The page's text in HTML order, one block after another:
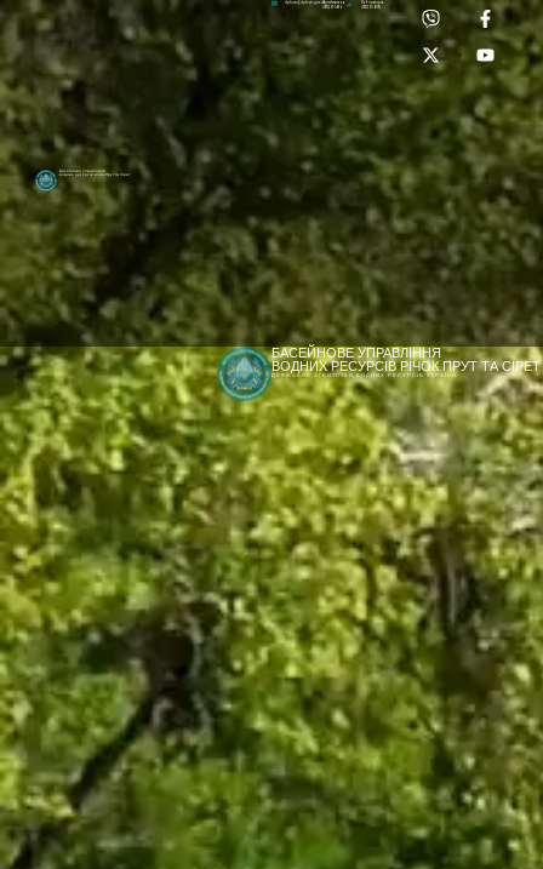
[newyear_garland]
Басейнове управління
водних ресурсів річок Прут та Сірет
Лабораторія:
(0372) 53-92-00
dpbuvr@dpbuvr.gov.uaПриймальня:
(0372) 51-14-56
БАСЕЙНОВЕ УПРАВЛІННЯ
ВОДНИХ РЕСУРСІВ РІЧОК ПРУТ ТА СІРЕТ
ДЕРЖАВНЕ АГЕНТСТВО ВОДНИХ РЕСУРСІВ УКРАЇНИ